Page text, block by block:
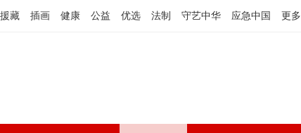
援藏 插画 健康 公益 优选 法制 守艺中华 应急中国 更多